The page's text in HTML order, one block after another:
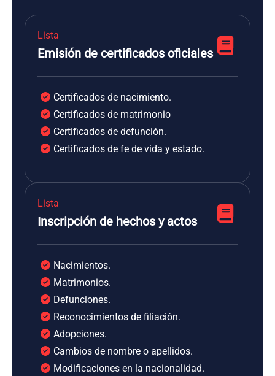
Lista
Emisión de certificados oficiales
Certificados de nacimiento.
Certificados de matrimonio
Certificados de defunción.
Certificados de fe de vida y estado.
Lista
Inscripción de hechos y actos
Nacimientos.
Matrimonios.
Defunciones.
Reconocimientos de filiación.
Adopciones.
Cambios de nombre o apellidos.
Modificaciones en la nacionalidad.